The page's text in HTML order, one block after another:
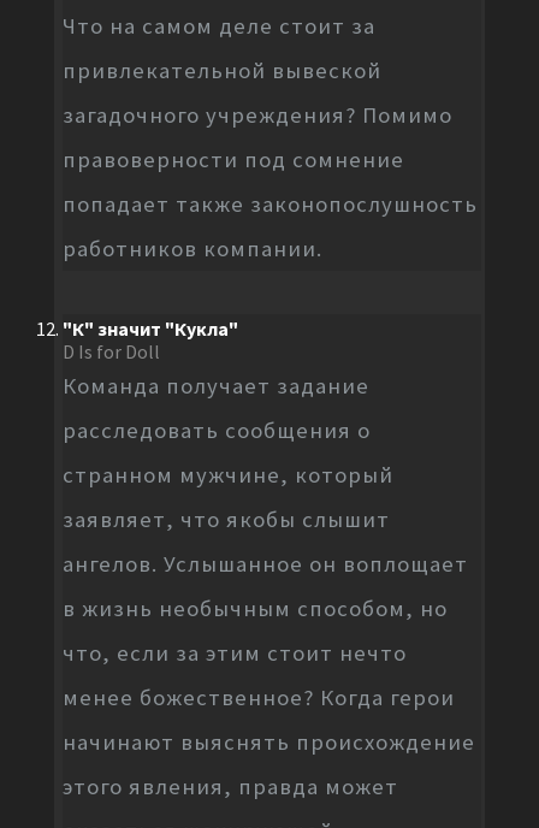
Что на самом деле стоит за
привлекательной вывеской
загадочного учреждения? Помимо
правоверности под сомнение
попадает также законопослушность
работников компании.
"К" значит "Кукла"
D Is for Doll
Команда получает задание
расследовать сообщения о
странном мужчине, который
заявляет, что якобы слышит
ангелов. Услышанное он воплощает
в жизнь необычным способом, но
что, если за этим стоит нечто
менее божественное? Когда герои
начинают выяснять происхождение
этого явления, правда может